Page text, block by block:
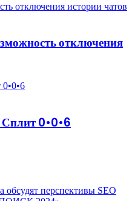
отключения истории чатов
отключения
Сплит 0•0•6